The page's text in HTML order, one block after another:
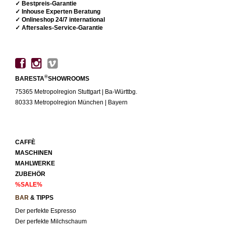
✓ Bestpreis-Garantie
✓ Inhouse Experten Beratung
✓ Onlineshop 24/7 international
✓ Aftersales-Service-Garantie
BARESTA®SHOWROOMS
75365 Metropolregion Stuttgart | Ba-Württbg.
80333 Metropolregion München | Bayern
CAFFÈ
MASCHINEN
MAHLWERKE
ZUBEHÖR
%SALE%
BAR & TIPPS
Der perfekte Espresso
Der perfekte Milchschaum